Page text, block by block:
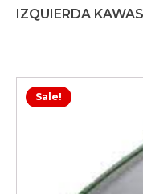
IZQUIERDA
Sale!